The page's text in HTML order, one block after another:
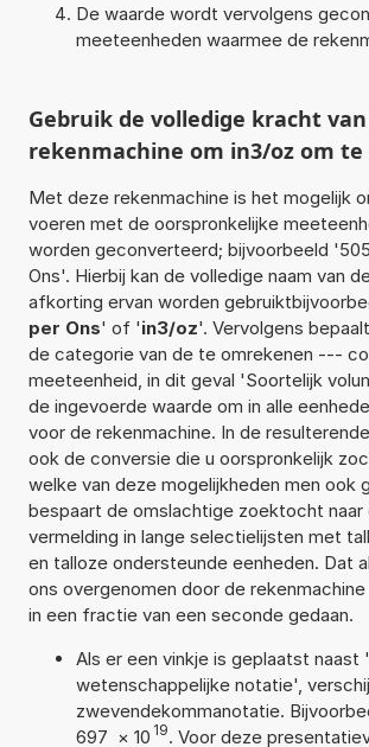
De waarde wordt vervolgens
meeteenheden waarmee de
Gebruik de volledige kracht van
rekenmachine om in3/oz om
Met deze rekenmachine is het mogelijk
voeren met de oorspronkelijke
worden geconverteerd; bijvoorbeeld
Ons'. Hierbij kan de volledige naam van
afkorting ervan worden
per Ons' of 'in3/oz'. Vervolgens
de categorie van de te omrekenen ---
meeteenheid, in dit geval 'Soortelijk
de ingevoerde waarde om in alle
voor de rekenmachine. In de
ook de conversie die u oorspronkelijk
welke van deze mogelijkheden men ook
bespaart de omslachtige zoektocht naar
vermelding in lange selectielijsten met
en talloze ondersteunde eenheden. Dat
ons overgenomen door de
in een fractie van een seconde gedaan.
Als er een vinkje is geplaatst naast
wetenschappelijke notatie',
zwevendekommanotatie.
697 × 10 19. Voor deze